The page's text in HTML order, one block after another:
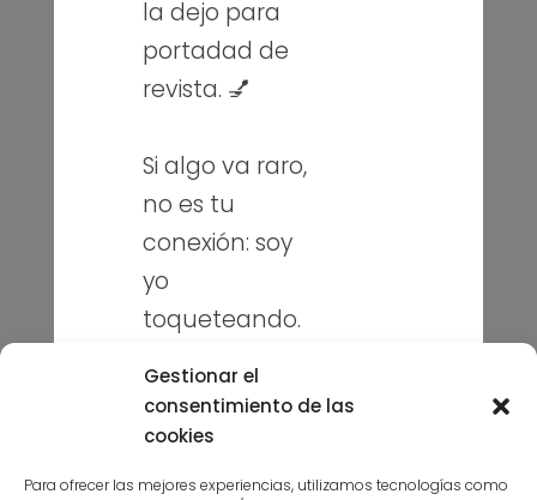
Gestionar el
consentimiento de las
cookies
Para ofrecer las mejores experiencias, utilizamos tecnologías como
Blog
Contacto
Puedes seguirme en mis redes
sociales
la dejo para
portadad de
revista. 💅
Si algo va raro,
no es tu
conexión: soy
yo
toqueteando.
navegando. 😉